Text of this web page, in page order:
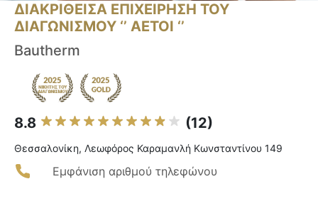
ΔΙΑΚΡΙΘΕΙΣΑ ΕΠΙΧΕΙΡΗΣΗ ΤΟΥ
ΔΙΑΓΩΝΙΣΜΟΥ ‘’ ΑΕΤΟΙ ‘’
Bautherm
8.8 (12)
Θεσσαλονίκη, Λεωφόρος Καραμανλή Κωνσταντίνου 149
Εμφάνιση αριθμού τηλεφώνου